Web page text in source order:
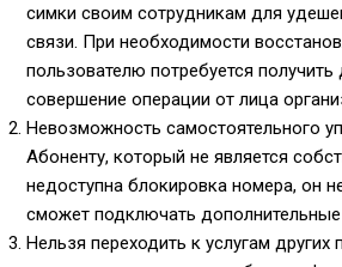
симки своим сотрудникам для
связи. При необходимости
пользователю потребуется
совершение операции от лица
Невозможность самостоятельного
Абоненту, который не является
недоступна блокировка номера, он
сможет подключать дополнительные
Нельзя переходить к услугам других